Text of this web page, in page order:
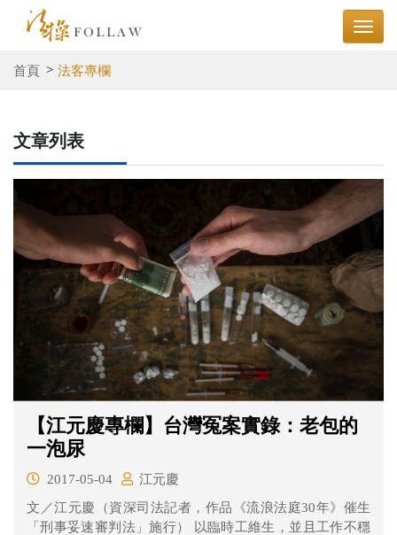
首頁 法客專欄
文章列表
【江元慶專欄】台灣冤案實錄：老包的
一泡尿
2017-05-04
江元慶
文／江元慶（資深司法記者，作品《流浪法庭30年》催生
「刑事妥速審判法」施行） 以臨時工維生，並且工作不穩